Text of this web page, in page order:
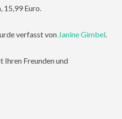
15,99 Euro.
verfasst von Janine Gimbel.
Ihren Freunden und